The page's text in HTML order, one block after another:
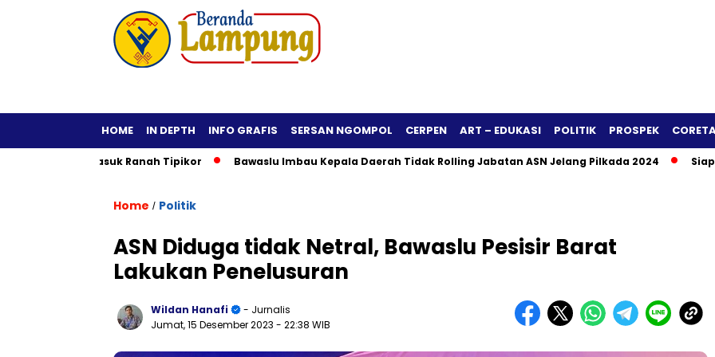
HOME IN DEPTH INFO GRAFIS SERSAN NGOMPOL CERPEN ART – EDUKASI POLITIK PROSPEK
Masuk Ranah Tipikor Bawaslu Imbau Kepala Daerah Tidak Rolling Jabatan ASN Jelang Pilkada 2024 Siapa
Home / Politik
ASN Diduga tidak Netral, Bawaslu Pesisir Barat
Lakukan Penelusuran
Wildan Hanafi
- Jurnalis
Jumat, 15 Desember 2023 - 22:38 WIB